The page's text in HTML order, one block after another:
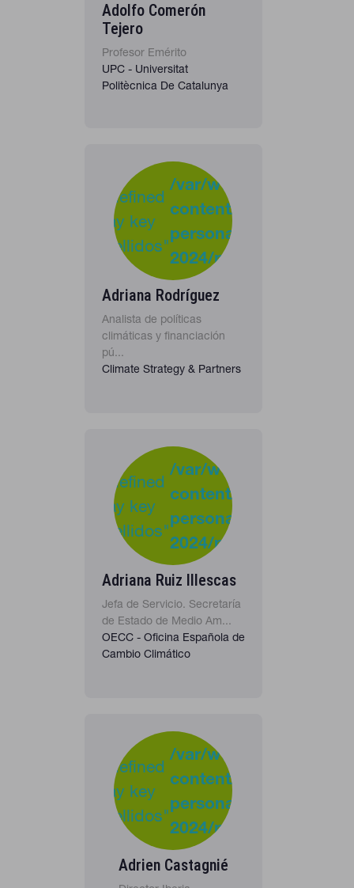
Adolfo Comerón
Tejero
Profesor Emérito
UPC - Universitat
Politècnica De Catalunya
Undefined
array key
"apellidos"
/var/www/clients/
content/plugins/
personas-
2024/
Adriana Rodríguez
Analista de políticas
climáticas y financiación
pú...
Climate Strategy & Partners
Undefined
array key
"apellidos"
/var/www/clients/
content/plugins/
personas-
2024/
Adriana Ruiz Illescas
Jefa de Servicio. Secretaría
de Estado de Medio Am...
OECC - Oficina Española de
Cambio Climático
Undefined
array key
"apellidos"
/var/www/clients/
content/plugins/
personas-
2024/
Adrien Castagnié